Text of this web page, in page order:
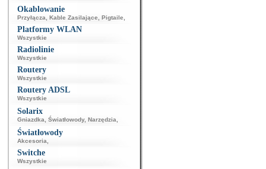
Okablowanie
Przyłącza Kable Zasilające Pigtaile
Platformy WLAN
Wszystkie
Radiolinie
Wszystkie
Routery
Wszystkie
Routery ADSL
Wszystkie
Solarix
Gniazdka Światłowody, Narzędzia
Światłowody
Akcesoria
Switche
Wszystkie